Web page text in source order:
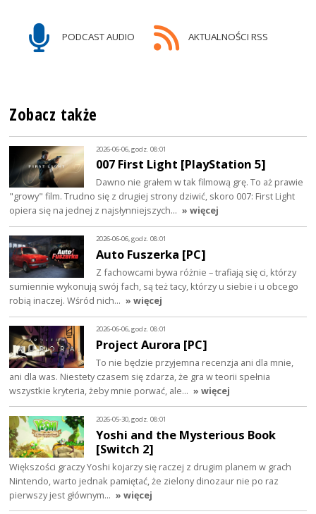
PODCAST AUDIO AKTUALNOŚCI RSS
Zobacz także
2026-06-06, godz. 08:01
007 First Light [PlayStation 5]
Dawno nie grałem w tak filmową grę. To aż prawie
"growy" film. Trudno się z drugiej strony dziwić, skoro 007: First Light
opiera się na jednej z najsłynniejszych… » więcej
2026-06-06, godz. 08:01
Auto Fuszerka [PC]
Z fachowcami bywa różnie – trafiają się ci, którzy
sumiennie wykonują swój fach, są też tacy, którzy u siebie i u obcego
robią inaczej. Wśród nich… » więcej
2026-06-06, godz. 08:01
Project Aurora [PC]
To nie będzie przyjemna recenzja ani dla mnie,
ani dla was. Niestety czasem się zdarza, że gra w teorii spełnia
wszystkie kryteria, żeby mnie porwać, ale… » więcej
2026-05-30, godz. 08:01
Yoshi and the Mysterious Book
[Switch 2]
Większości graczy Yoshi kojarzy się raczej z drugim planem w grach
Nintendo, warto jednak pamiętać, że zielony dinozaur nie po raz
pierwszy jest głównym… » więcej